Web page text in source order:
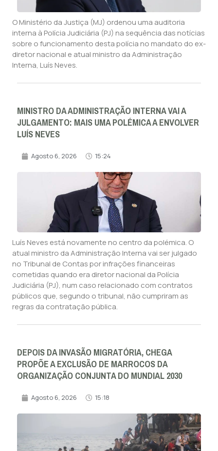
O Ministério da Justiça (MJ) ordenou uma auditoria
interna à Polícia Judiciária (PJ) na sequência das notícias
sobre o funcionamento desta polícia no mandato do ex-
diretor nacional e atual ministro da Administração
Interna, Luís Neves.
MINISTRO DA ADMINISTRAÇÃO INTERNA VAI A
JULGAMENTO: MAIS UMA POLÉMICA A ENVOLVER
LUÍS NEVES
Agosto 6, 2026 15:24
Luís Neves está novamente no centro da polémica. O
atual ministro da Administração Interna vai ser julgado
no Tribunal de Contas por infrações financeiras
cometidas quando era diretor nacional da Polícia
Judiciária (PJ), num caso relacionado com contratos
públicos que, segundo o tribunal, não cumpriram as
regras da contratação pública.
DEPOIS DA INVASÃO MIGRATÓRIA, CHEGA
PROPÕE A EXCLUSÃO DE MARROCOS DA
ORGANIZAÇÃO CONJUNTA DO MUNDIAL 2030
Agosto 6, 2026 15:18